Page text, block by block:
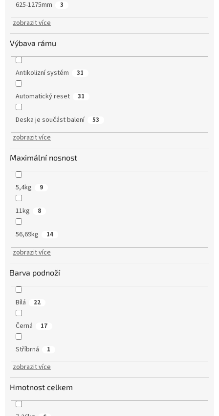
625-1275mm 3
zobrazit více
Výbava rámu
Antikolizní systém 31
Automatický reset 31
Deska je součást balení 53
zobrazit více
Maximální nosnost
5,4kg 9
11kg 8
56,69kg 14
zobrazit více
Barva podnoží
Bílá 22
Černá 17
Stříbrná 1
zobrazit více
Hmotnost celkem